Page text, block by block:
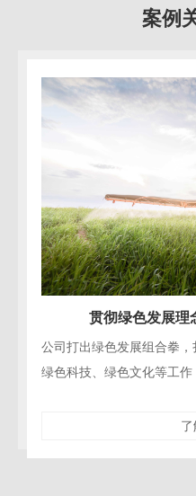
案例
贯彻绿色发展理
公司打出绿色发展组合拳，
绿色科技、绿色文化等工作